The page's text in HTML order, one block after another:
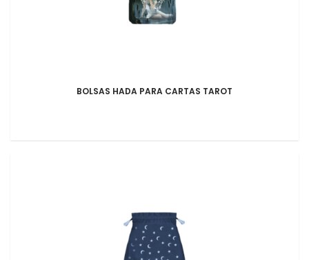
BOLSAS HADA PARA CARTAS TAROT